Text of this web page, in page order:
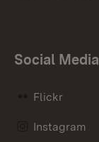
Social Media
Flickr
Instagram